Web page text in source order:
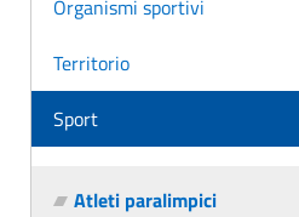
Organismi sportivi
Territorio
Sport
Atleti paralimpici